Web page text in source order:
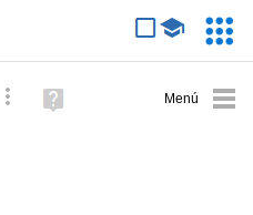
Búsqueda avanzada
Ayuda
(en